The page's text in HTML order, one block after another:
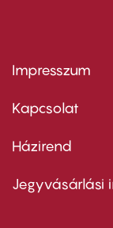
Footer
first
Impresszum
Kapcsolat
Footer
second
Házirend
Jegyvásárlási